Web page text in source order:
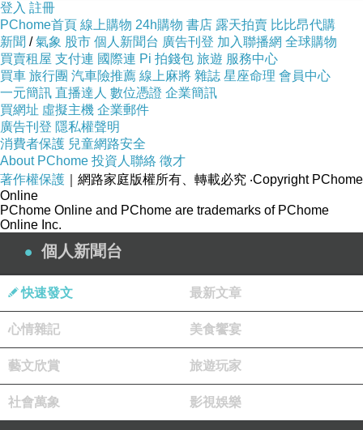
立法院外交及國防委員會30日進行退輔會預算審
查，而時代力量立委徐永明質詢時質疑，日前我
國退將赴中參加論壇，還肅立廳中共國歌，引發
議論，但退輔會至今僅有一張薄薄的溫馨小叮
嚀，且過去也發過類似叮嚀小卡，毫無效果。他
還詢問，未來是否可以要求退將赴中需行前報
備？退輔會主委李翔宙則回應，目前正由專案小
組研擬，「是
2017嘉義市年菜預訂
未來方向」。
勞團撂話：要打到民進黨下台！
影／柯建銘遭勞團噴水、丟瓶
登入 註冊
PChome首頁 線上購物 24h購物 書店 露天拍賣 比比昂代購
新聞 /氣象 股市 個人新聞台 廣告刊登 加入聯播網 全球購物
買賣租屋 支付連 國際連 Pi 拍錢包 旅遊 服務中心
買車 旅行團 汽車險推薦 線上麻將 雜誌 星座命理 會員中心
一元簡訊 直播達人 數位憑證 企業簡訊
買網址 虛擬主機 企業郵件
廣告刊登 隱私權聲明
消費者保護 兒童網路安全
About PChome 投資人聯絡 徵才
著作權保護 ｜網路家庭版權所有、轉載必究 ‧Copyright PChome
Online
PChome Online and PChome are trademarks of PChome
Online Inc.
個人新聞台
快速發文 最新文章
心情雜記 美食饗宴
藝文欣賞 旅遊玩家
社會萬象 影視娛樂